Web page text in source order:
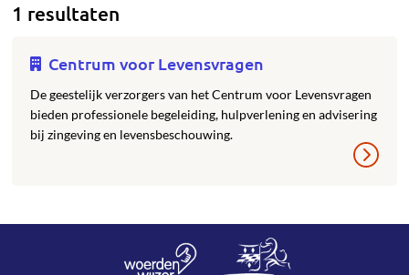
1 resultaten
Centrum voor Levensvragen
De geestelijk verzorgers van het Centrum voor Levensvragen
bieden professionele begeleiding, hulpverlening en advisering
bij zingeving en levensbeschouwing.